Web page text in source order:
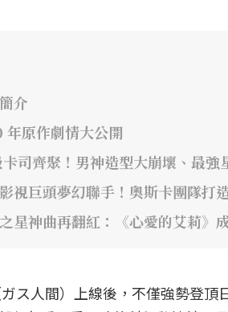
介
年原作劇情大公開
司齊聚！男神造型大崩壞、最強
視巨頭夢幻聯手！奧斯卡團隊打
星神曲再翻紅：《心愛的艾莉》
ス人間）上線後，不僅強勢登頂